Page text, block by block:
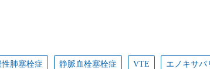
肺塞栓症 静脈血栓塞栓症 VTE エノキサパ